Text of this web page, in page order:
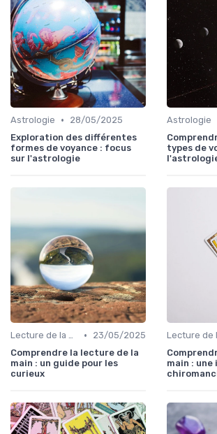
Astrologie •
28/05/2025
Exploration des différentes
formes de voyance : focus
sur l'astrologie
Astrologie
types de
Lecture de la main •
23/05/2025
Comprendre la lecture de la
main : un guide pour les
curieux
main :